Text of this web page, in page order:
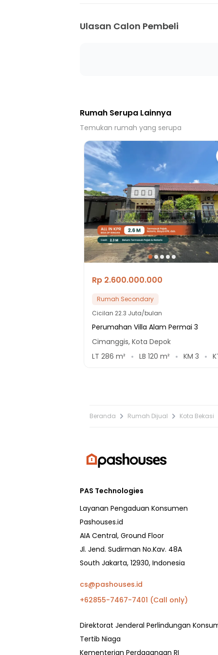
Ulasan Calon Pembeli
Rumah Serupa Lainnya
Temukan rumah yang serupa
Rp 2.600.000.000
Rumah Secondary
Cicilan 22.3 Juta/bulan
Perumahan Villa Alam Permai 3
Cimanggis, Kota Depok
LT 286 m² LB 120 m² KM 3
Beranda Rumah Dijual Kota Bekasi
PAS Technologies
Layanan Pengaduan Konsumen
Pashouses.id
AIA Central, Ground Floor
Jl. Jend. Sudirman No.Kav. 48A
South Jakarta, 12930, Indonesia
cs@pashouses.id
+62855-7467-7401 (Call only)
Direktorat Jenderal Perlindungan
Tertib Niaga
Kementerian Perdagangan RI